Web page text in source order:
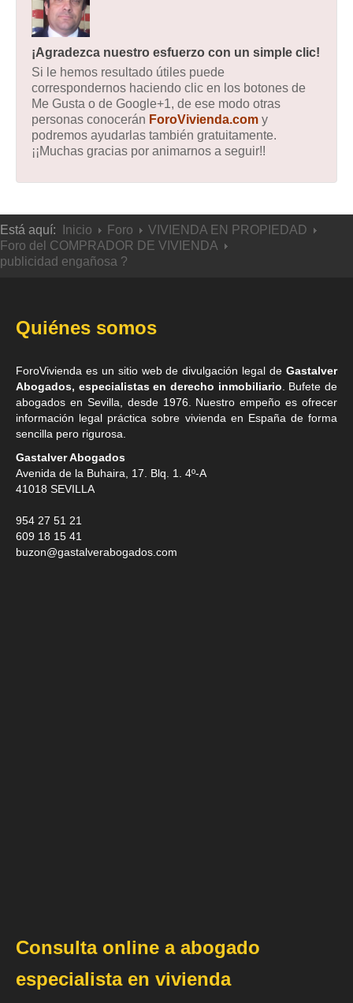
¡Agradezca nuestro esfuerzo con un simple clic!
Si le hemos resultado útiles puede
correspondernos haciendo clic en los botones de
Me Gusta o de Google+1, de ese modo otras
personas conocerán ForoVivienda.com y
podremos ayudarlas también gratuitamente.
¡¡Muchas gracias por animarnos a seguir!!
Está aquí: Inicio Foro
VIVIENDA EN PROPIEDAD
Foro del COMPRADOR DE VIVIENDA
publicidad engañosa ?
Quiénes somos
ForoVivienda es un sitio web de divulgación legal de Gastalver
Abogados, especialistas en derecho inmobiliario . Bufete de
abogados en Sevilla , desde 1976. Nuestro empeño es ofrecer
información legal práctica sobre vivienda en España de forma
sencilla pero rigurosa.
Gastalver Abogados
Avenida de la Buhaira, 17. Blq. 1. 4º-A
41018 SEVILLA
954 27 51 21
609 18 15 41
buzon@gastalverabogados.com
Consulta online a abogado
especialista en vivienda